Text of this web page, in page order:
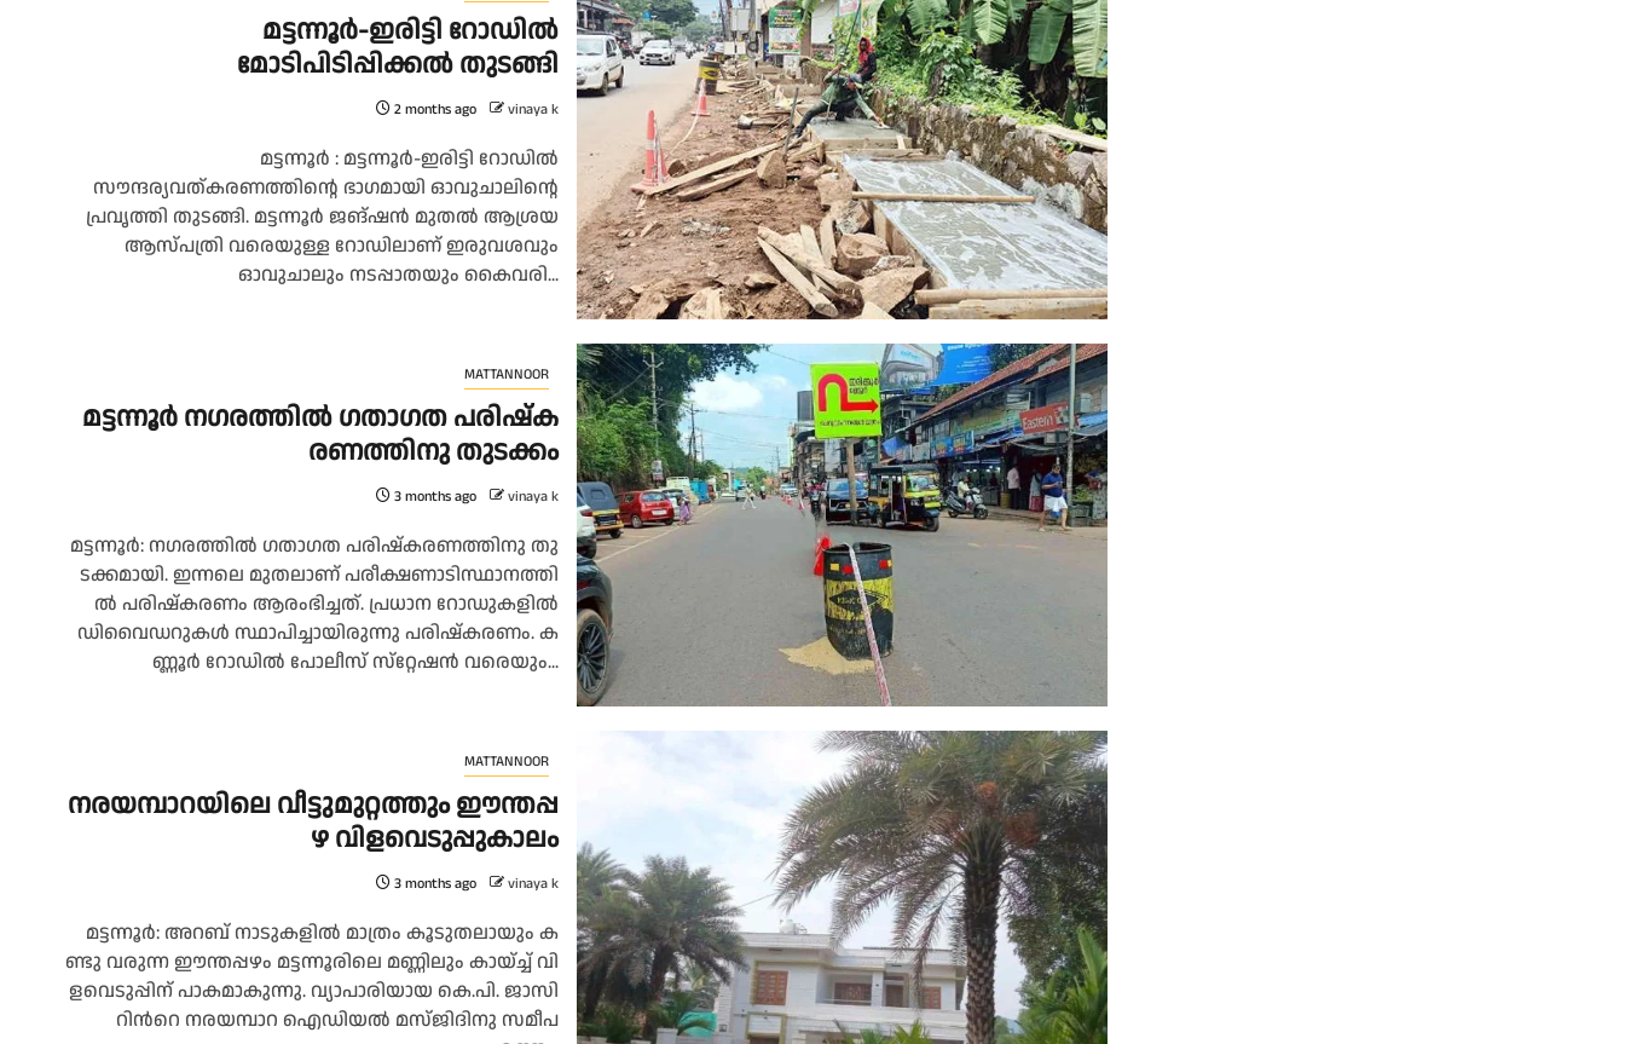
മട്ടന്നൂർ-ഇരിട്ടി റോഡിൽ
മോടിപിടിപ്പിക്കൽ തുടങ്ങി
2 months ago vinaya k
മട്ടന്നൂർ : മട്ടന്നൂർ-ഇരിട്ടി റോഡിൽ
സൗന്ദര്യവത്കരണത്തിന്റെ ഭാഗമായി ഓവുചാലിന്റെ
പ്രവൃത്തി തുടങ്ങി. മട്ടന്നൂർ ജങ്‌ഷൻ മുതൽ ആശ്രയ
ആസ്പത്രി വരെയുള്ള റോഡിലാണ് ഇരുവശവും
ഓവുചാലും നടപ്പാതയും കൈവരി...
MATTANNOOR
മ​ട്ട​ന്നൂ​ർ ന​ഗ​ര​ത്തി​ൽ ഗ​താ​ഗ​ത പ​രി​ഷ്‌​ക​
ര​ണ​ത്തി​നു തു​ട​ക്കം
3 months ago vinaya k
മ​ട്ട​ന്നൂ​ർ: ന​ഗ​ര​ത്തി​ൽ ഗ​താ​ഗ​ത പ​രി​ഷ്‌​ക​ര​ണ​ത്തി​നു തു​
ട​ക്ക​മാ​യി. ഇ​ന്ന​ലെ മു​ത​ലാ​ണ് പ​രീ​ക്ഷ​ണാ​ടി​സ്ഥാ​ന​ത്തി​
ൽ പ​രി​ഷ്‌​ക​ര​ണം ആ​രം​ഭി​ച്ച​ത്. പ്ര​ധാ​ന റോ​ഡു​ക​ളി​ൽ
ഡി​വൈ​ഡ​റു​ക​ൾ സ്ഥാ​പി​ച്ചാ​യി​രു​ന്നു പ​രി​ഷ്ക​ര​ണം. ക​
ണ്ണൂ​ർ റോ​ഡി​ൽ പോ​ലീ​സ് സ്‌​റ്റേ​ഷ​ൻ വ​രെ​യും...
MATTANNOOR
നരയമ്പാറയിലെ വീ​ട്ടു​മു​റ്റ​ത്തും ഈ​ന്ത​പ്പ​
ഴ വി​ള​വെ​ടു​പ്പു​കാ​ലം
3 months ago vinaya k
മ​ട്ട​ന്നൂ​ർ: അ​റ​ബ് നാ​ടു​ക​ളി​ൽ മാ​ത്രം കൂ​ടു​ത​ലാ​യും ക​
ണ്ടു വ​രു​ന്ന ഈ​ന്ത​പ്പ​ഴം മ​ട്ട​ന്നൂ​രി​ലെ മ​ണ്ണി​ലും കാ​യ്ച്ച് വി​
ള​വെ​ടു​പ്പി​ന് പാ​ക​മാ​കു​ന്നു. വ്യാ​പാ​രി​യാ​യ കെ.​പി. ജാ​സി​
റി​ന്‍റെ ന​ര​യമ്പാറ​ ഐ​ഡി​യ​ൽ മ​സ്ജി​ദി​നു സ​മീ​പ​